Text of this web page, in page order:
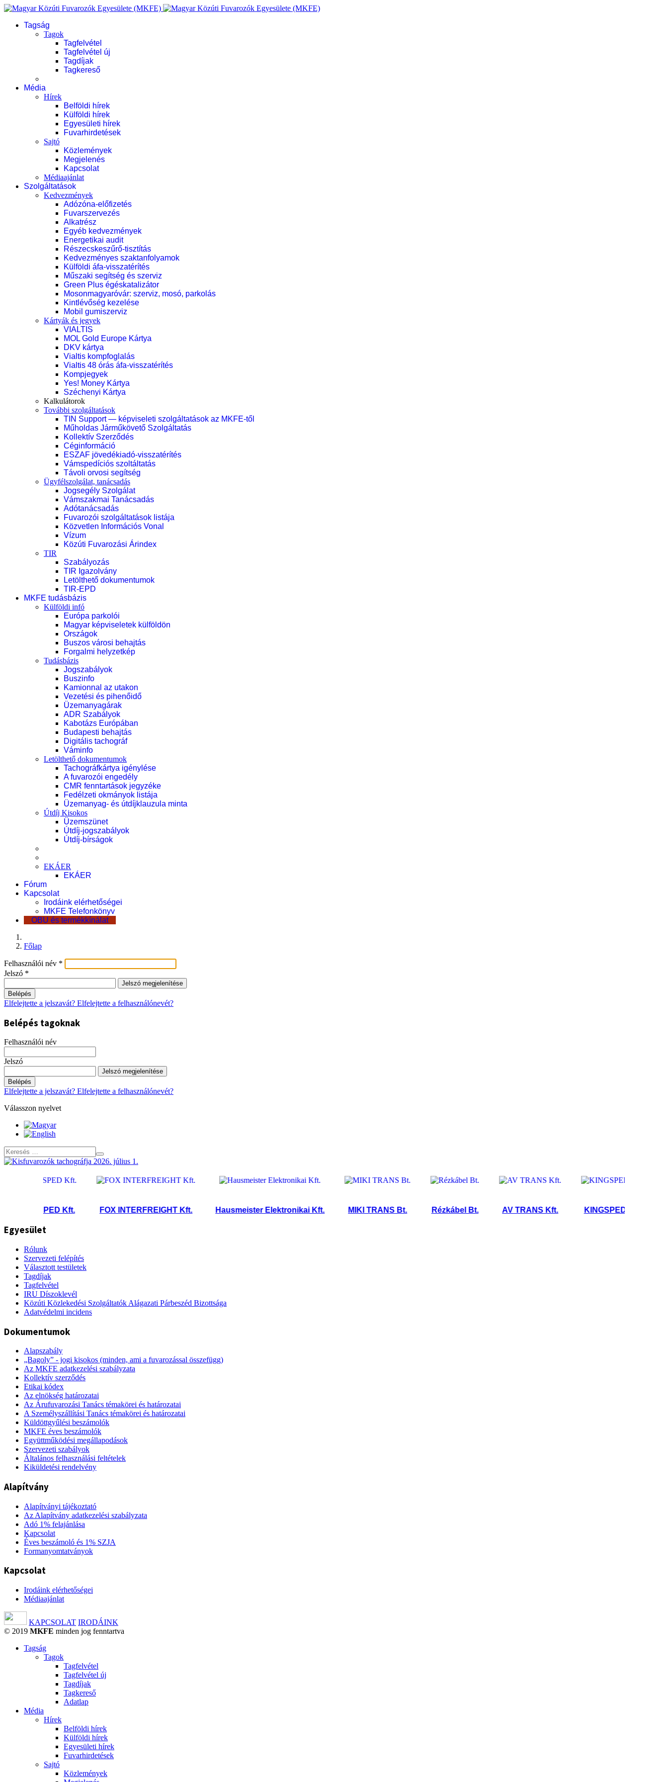
Tagság
Tagok
Tagfelvétel
Tagfelvétel új
Tagdíjak
Tagkereső
Média
Hírek
Belföldi hírek
Külföldi hírek
Egyesületi hírek
Fuvarhirdetések
Sajtó
Közlemények
Megjelenés
Kapcsolat
Médiaajánlat
Szolgáltatások
Kedvezmények
Adózóna-előfizetés
Fuvarszervezés
Alkatrész
Egyéb kedvezmények
Energetikai audit
Részecskeszűrő-tisztítás
Kedvezményes szaktanfolyamok
Külföldi áfa-visszatérítés
Műszaki segítség és szerviz
Green Plus égéskatalizátor
Mosonmagyaróvár: szerviz, mosó, parkolás
Kintlévőség kezelése
Mobil gumiszerviz
Kártyák és jegyek
VIALTIS
MOL Gold Europe Kártya
DKV kártya
Vialtis kompfoglalás
Vialtis 48 órás áfa-visszatérítés
Kompjegyek
Yes! Money Kártya
Széchenyi Kártya
Kalkulátorok
További szolgáltatások
TIN Support — képviseleti szolgáltatások az MKFE-től
Műholdas Járműkövető Szolgáltatás
Kollektív Szerződés
Céginformáció
ESZAF jövedékiadó-visszatérítés
Vámspedíciós szoltáltatás
Távoli orvosi segítség
Ügyfélszolgálat, tanácsadás
Jogsegély Szolgálat
Vámszakmai Tanácsadás
Adótanácsadás
Fuvarozói szolgáltatások listája
Közvetlen Információs Vonal
Vízum
Közúti Fuvarozási Árindex
TIR
Szabályozás
TIR Igazolvány
Letölthető dokumentumok
TIR-EPD
MKFE tudásbázis
Külföldi infó
Európa parkolói
Magyar képviseletek külföldön
Országok
Buszos városi behajtás
Forgalmi helyzetkép
Tudásbázis
Jogszabályok
Buszinfo
Kamionnal az utakon
Vezetési és pihenőidő
Üzemanyagárak
ADR Szabályok
Kabotázs Európában
Budapesti behajtás
Digitális tachográf
Váminfo
Letölthető dokumentumok
Tachográfkártya igénylése
A fuvarozói engedély
CMR fenntartások jegyzéke
Fedélzeti okmányok listája
Üzemanyag- és útdíjklauzula minta
Útdíj Kisokos
Üzemszünet
Útdíj-jogszabályok
Útdíj-bírságok
EKÁER
EKÁER
Fórum
Kapcsolat
Irodáink elérhetőségei
MKFE Telefonkönyv
OBU és termékkínálat
Főlap
Felhasználói név *
Jelszó *
Jelszó megjelenítése
Belépés
Elfelejtette a jelszavát? Elfelejtette a felhasználónevét?
Belépés tagoknak
Felhasználói név
Jelszó
Jelszó megjelenítése
Belépés
Elfelejtette a jelszavát? Elfelejtette a felhasználónevét?
Válasszon nyelvet
SPED Kft. FOX INTERFREIGHT Kft. Hausmeister Elektronikai Kft. MIKI TRANS Bt. Rézkábel Bt. AV TRANS Kft. KINGSPED Kft
Egyesület
Rólunk
Szervezeti felépítés
Választott testületek
Tagdíjak
Tagfelvétel
IRU Díszoklevél
Közúti Közlekedési Szolgáltatók Alágazati Párbeszéd Bizottsága
Adatvédelmi incidens
Dokumentumok
Alapszabály
„Bagoly” - jogi kisokos (minden, ami a fuvarozással összefügg)
Az MKFE adatkezelési szabályzata
Kollektív szerződés
Etikai kódex
Az elnökség határozatai
Az Árufuvarozási Tanács témakörei és határozatai
A Személyszállítási Tanács témakörei és határozatai
Küldöttgyűlési beszámolók
MKFE éves beszámolók
Együttműködési megállapodások
Szervezeti szabályok
Általános felhasználási feltételek
Kiküldetési rendelvény
Alapítvány
Alapítványi tájékoztató
Az Alapítvány adatkezelési szabályzata
Adó 1% felajánlása
Kapcsolat
Éves beszámoló és 1% SZJA
Formanyomtatványok
Kapcsolat
Irodáink elérhetőségei
Médiaajánlat
KAPCSOLAT IRODÁINK
© 2019 MKFE minden jog fenntartva
Tagság
Tagok
Tagfelvétel
Tagfelvétel új
Tagdíjak
Tagkereső
Adatlap
Média
Hírek
Belföldi hírek
Külföldi hírek
Egyesületi hírek
Fuvarhirdetések
Sajtó
Közlemények